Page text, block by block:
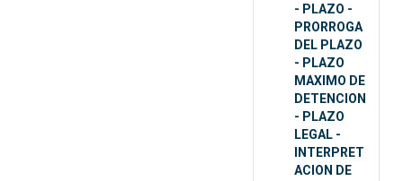
- PLAZO -
PRORROGA
DEL PLAZO
- PLAZO
MAXIMO DE
DETENCION
- PLAZO
LEGAL -
INTERPRET
ACION DE